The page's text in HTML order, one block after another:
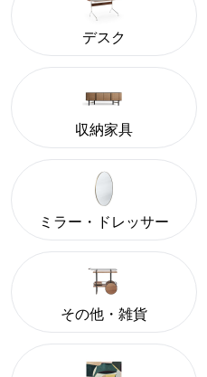
デスク
収納家具
ミラー・ドレッサー
その他・雑貨